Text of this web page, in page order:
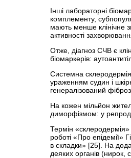
Інші лабораторні
комплементу,
мають менше клінічне
активності
Отже, діагноз СЧВ є
біомаркерів:
Системна
ураженням судин і
генералізований
На кожен мільйон
диморфізмом: у
Термін «склеродермія»
роботі «Про епідемії»
в складки» [25]. На
деяких органів (нирок,